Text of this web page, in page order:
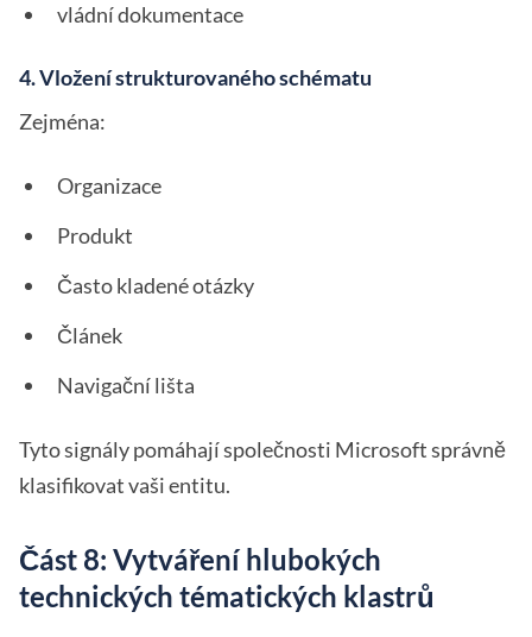
vládní dokumentace
4. Vložení strukturovaného schématu
Zejména:
Organizace
Produkt
Často kladené otázky
Článek
Navigační lišta
Tyto signály pomáhají společnosti Microsoft správně
klasifikovat vaši entitu.
Část 8: Vytváření hlubokých
technických tématických klastrů